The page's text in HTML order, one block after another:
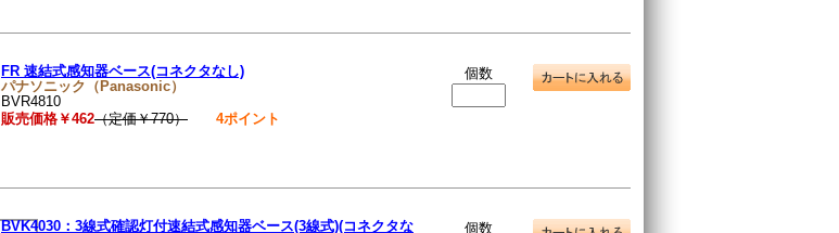
FR 速結式感知器ベース(コネクタなし)
パナソニック（Panasonic）
BVR4810
販売価格￥462（定価￥770） 4ポイント
個数
BVK4030：3線式確認灯付速結式感知器ベース(3線式)(コネクタな
個数